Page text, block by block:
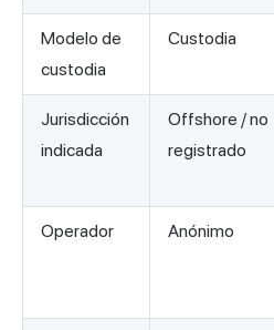
Modelo de
custodia
Custodia
Jurisdicción
indicada
Offshore / no
registrado
Operador Anónimo